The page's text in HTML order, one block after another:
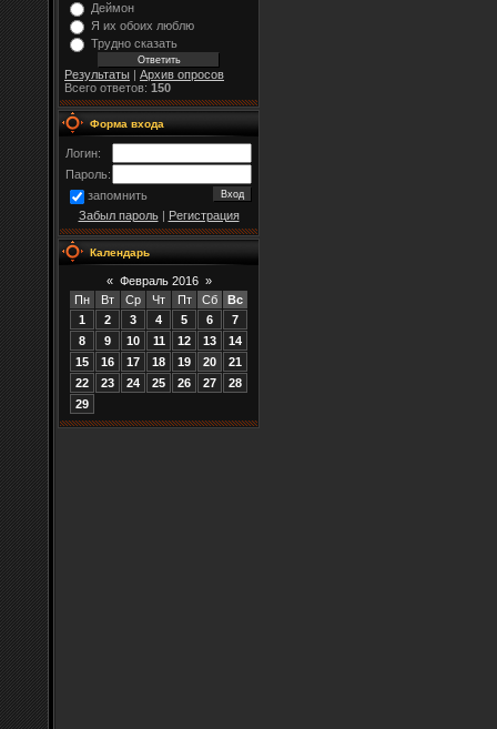
Деймон
Я их обоих люблю
Трудно сказать
Результаты
Архив опросов
Всего ответов: 150
Форма входа
Логин:
Пароль:
запомнить
Забыл пароль| Регистрация
Календарь
« Февраль 2016 »
Пн
Вт Ср Чт Пт Сб
Вс
1
2 3 4 5 6
7
8
9 10 11 12 13
14
15
16 17 18 19 20
21
22
23 24 25 26 27
28
29